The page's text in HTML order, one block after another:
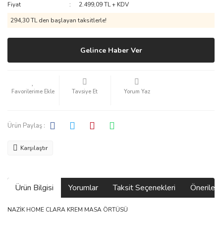
Fiyat
2.499,09 TL + KDV
294,30 TL den başlayan taksitlerle!
Gelince Haber Ver
Tavsiye Et Yorum Yaz
Ürün Paylaş :
Karşılaştır
Ürün Bilgisi Yorumlar Taksit Seçenekleri
NAZİK HOME CLARA KREM MASA ÖRTÜSÜ